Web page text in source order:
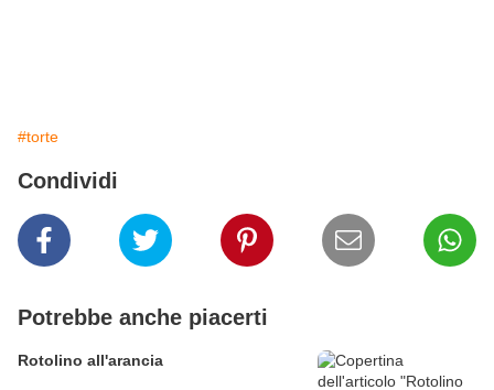
#torte
Condividi
Potrebbe anche piacerti
Rotolino all'arancia